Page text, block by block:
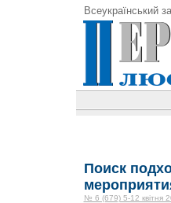
Всеукраїнський
Поиск
№ 6 (679) 5-12 квітня